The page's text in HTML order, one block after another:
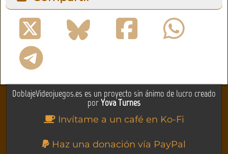
DoblajeVideojuegos.es es un proyecto sin ánimo de lucro creado
porYova Turnes
Invítame a un café en Ko-Fi
Haz una donación vía PayPal